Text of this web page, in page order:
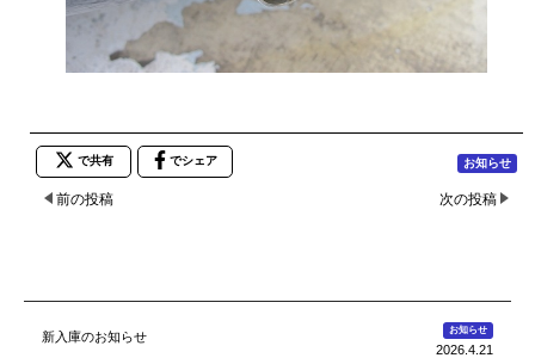
で共有 でシェア お知らせ
前の投稿 次の投稿
新入庫のお知らせ お知らせ
2026.4.21